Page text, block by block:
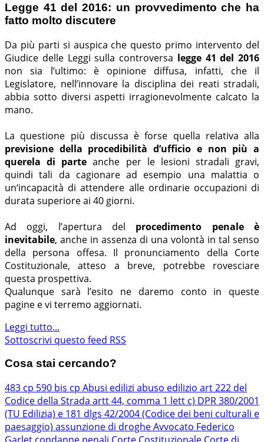
Legge 41 del 2016: un provvedimento che ha
fatto molto discutere
Da più parti si auspica che questo primo intervento del
Giudice delle Leggi sulla controversa legge 41 del 2016
non sia l’ultimo: è opinione diffusa, infatti, che il
Legislatore, nell’innovare la disciplina dei reati stradali,
abbia sotto diversi aspetti irragionevolmente calcato la
mano.
La questione più discussa è forse quella relativa alla
previsione della procedibilità d’ufficio e non più a
querela di parte anche per le lesioni stradali gravi,
quindi tali da cagionare ad esempio una malattia o
un‘incapacità di attendere alle ordinarie occupazioni di
durata superiore ai 40 giorni.
Ad oggi, l’apertura del procedimento penale è
inevitabile, anche in assenza di una volontà in tal senso
della persona offesa. Il pronunciamento della Corte
Costituzionale, atteso a breve, potrebbe rovesciare
questa prospettiva.
Qualunque sarà l’esito ne daremo conto in queste
pagine e vi terremo aggiornati.
Leggi tutto...
Sottoscrivi questo feed RSS
Cosa stai cercando?
483 cp 590 bis cp Abusi edilizi abuso edilizio art 222 del
Codice della Strada artt 44, comma 1 lett c) DPR 380/2001
(TU Edilizia) e 181 dlgs 42/2004 (Codice dei beni culturali e
paesaggio) assunzione di drogheAvvocato Federico